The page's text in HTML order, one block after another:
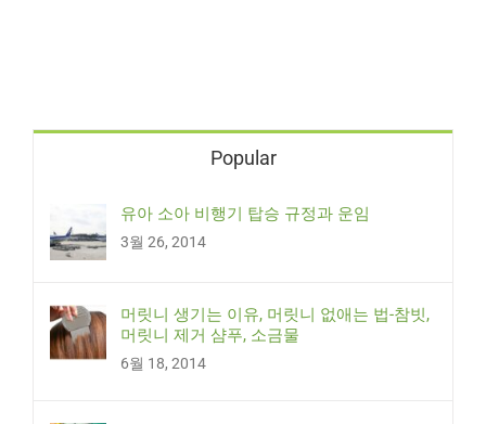
Popular
유아 소아 비행기 탑승 규정과 운임
3월 26, 2014
머릿니 생기는 이유, 머릿니 없애는 법-참빗,
머릿니 제거 샴푸, 소금물
6월 18, 2014